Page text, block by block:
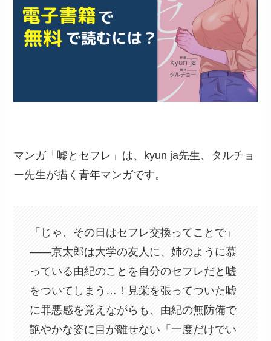
マンガ「嘘とセフレ」は、kyun ja先生、タルチョ
ー先生が描く青年マンガです。
「じゃ、その日はセフレ交換ってことで」
――京太郎は大学の友人に、姉のように慕
っている由紀のことを自分のセフレだと嘘
をついてしまう…！見栄を張ってついた嘘
に罪悪感を覚えながらも、由紀の無防備で
艶やかな姿に目が離せない「一度だけでい